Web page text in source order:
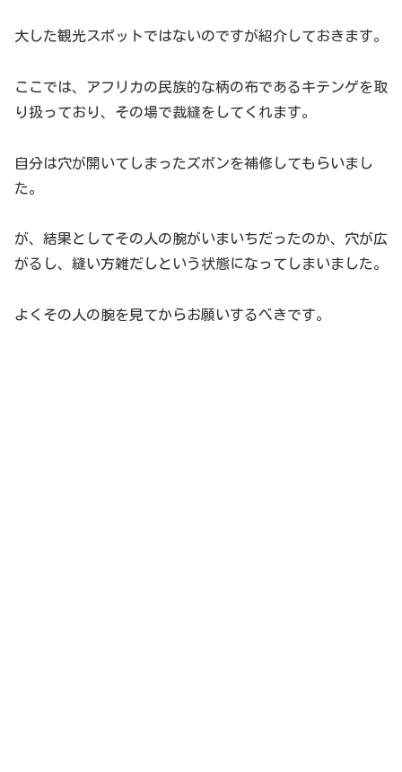
大した観光スポットではないのですが紹介しておきます。
ここでは、アフリカの民族的な柄の布であるキテンゲを取
り扱っており、その場で裁縫をしてくれます。
自分は穴が開いてしまったズボンを補修してもらいまし
た。
が、結果としてその人の腕がいまいちだったのか、穴が広
がるし、縫い方雑だしという状態になってしまいました。
よくその人の腕を見てからお願いするべきです。